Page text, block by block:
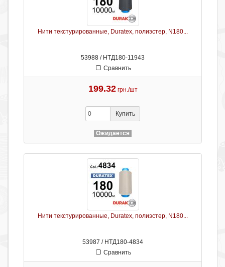
Нити текстурированные, Duratex, полиэстер, N180...
53988 / НТД180-11943
Сравнить
199.32 грн./шт
Купить
Ожидается
Нити текстурированные, Duratex, полиэстер, N180...
53987 / НТД180-4834
Сравнить